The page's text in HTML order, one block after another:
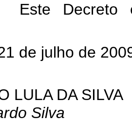
Este Decreto
de julho de
LULA DA SILVA
Silva